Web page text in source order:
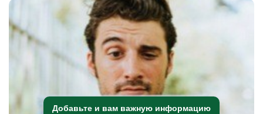
Добавьте и вам важную информацию